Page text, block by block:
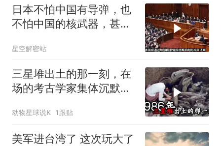
日本不怕中国有导弹，也
不怕中国的核武器，甚至
星空解密站
三星堆出土的那一刻，在
场的考古学家集体沉默
动物星球说K 1跟贴
美军进台湾了 这次玩大了